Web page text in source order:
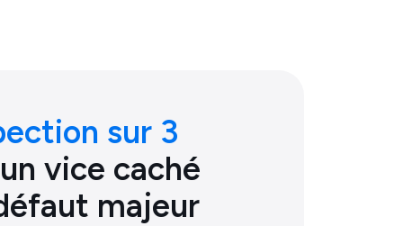
sur 3
vice caché
majeur